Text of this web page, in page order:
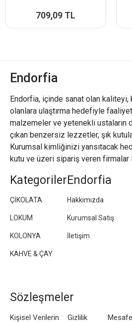
709,09 TL
Endorfia
Endorfia, içinde sanat olan
olanlara ulaştırma hedefiyle
malzemeler ve yetenekli ustaların
çıkan benzersiz lezzetler, şık
Kurumsal kimliğinizi yansıtacak
kutu ve üzeri sipariş veren firmalar
Kategoriler
ÇİKOLATA
LOKUM
KOLONYA
KAHVE & ÇAY
Endorfia
Hakkımızda
Kurumsal Satış
İletişim
Sözleşmeler
Kişisel Verilerin
Gizlilik